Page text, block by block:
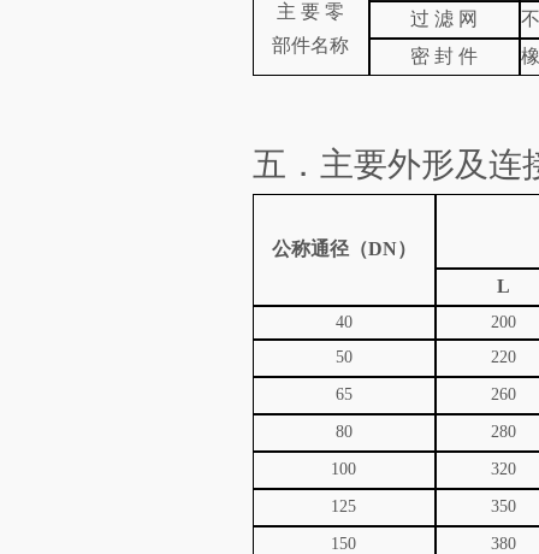
主 要 零
部件名称
过 滤 网
密 封 件
五．主要外形及连
公称通径（DN）
L
40
200
50
220
65 260
80 280
100 320
125 350
150 380